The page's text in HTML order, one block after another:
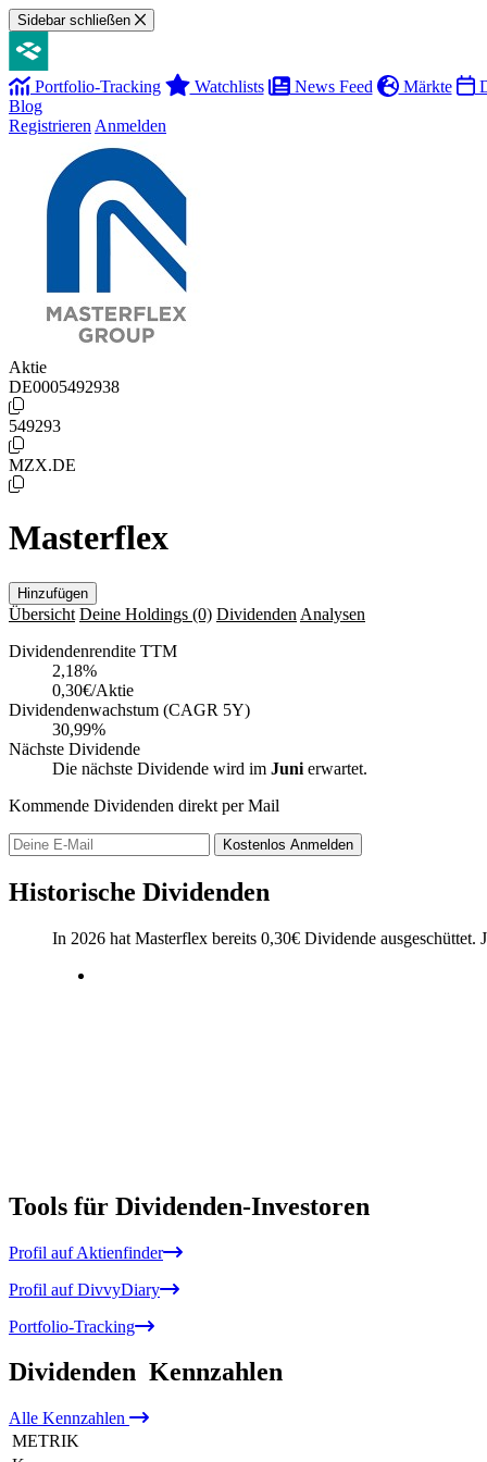
Sidebar schließen
Portfolio-Tracking Watchlists News Feed Märkte
Blog
Registrieren Anmelden
Aktie
DE0005492938
549293
MZX.DE
Masterflex
Hinzufügen
Übersicht Deine Holdings (0) Dividenden Analysen
Dividendenrendite TTM
2,18%
0,30€/Aktie
Dividendenwachstum (CAGR 5Y)
30,99%
Nächste Dividende
Die nächste Dividende wird im Juni erwartet.
Kommende Dividenden direkt per Mail
Kostenlos Anmelden
Historische Dividenden
In 2026 hat Masterflex bereits 0,30€ Dividende ausgeschüttet.
Tools für Dividenden-Investoren
Profil auf Aktienfinder
Profil auf DivvyDiary
Portfolio-Tracking
Dividenden Kennzahlen
Alle Kennzahlen
METRIK